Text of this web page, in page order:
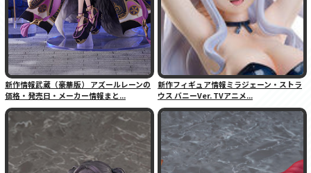
新作情報武蔵（豪華版） アズールレーンの
価格・発売日・メーカー情報まと...
新作フィギュア情報ミラジェーン・ストラ
ウス バニーVer. TVアニメ...